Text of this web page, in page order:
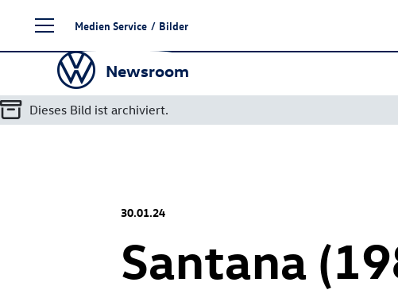
Seiteninhalt
springen
Medien Service / Bilder
Newsroom
Dieses Bild ist archiviert.
30.01.24
Santana